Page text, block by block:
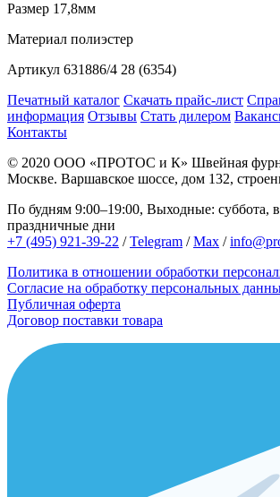
Размер 17,8мм
Материал полиэстер
Артикул 631886/4 28 (6354)
Печатный каталог Скачать прайс-лист
информация Отзывы Стать дилером
Контакты
© 2020 ООО «ПРОТОС и К» Швейная
Москве. Варшавское шоссе, дом 132,
По будням 9:00–19:00, Выходные: суббота,
праздничные дни
+7 (495) 921-39-22 /Telegram /Max /
Политика в отношении обработки
Согласие на обработку персональных
Публичная оферта
Договор поставки товара